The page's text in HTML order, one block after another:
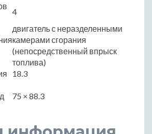
4
двигатель с неразделенными
камерами сгорания
(непосредственный впрыск
топлива)
18.3
75 × 88.3